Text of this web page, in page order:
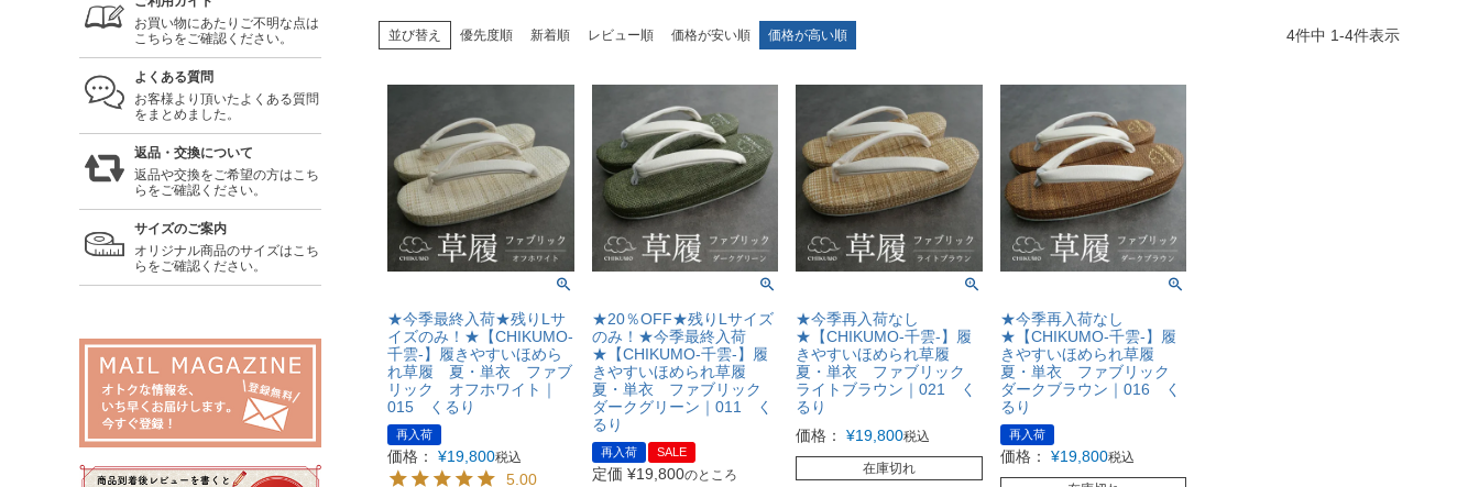
お買い物にあたりご不明な点は
こちらをご確認ください。
よくある質問
お客様より頂いたよくある質問
をまとめました。
返品・交換について
返品や交換をご希望の方はこち
らをご確認ください。
サイズのご案内
オリジナル商品のサイズはこち
らをご確認ください。
並び替え 優先度順 新着順 レビュー順 価格が安い順 価格が高い順 4件中 1-4件表示
★今季最終入荷★残りLサ
イズのみ！★【CHIKUMO-
千雲-】履きやすいほめら
れ草履 夏・単衣 ファブ
リック オフホワイト｜
015 くるり
再入荷
価格： ¥19,800税込
5.00
★20％OFF★残りLサイズ
のみ！★今季最終入荷
★【CHIKUMO-千雲-】履
きやすいほめられ草履
夏・単衣 ファブリック
ダークグリーン｜011 く
るり
再入荷 SALE
定価 ¥19,800のところ
★今季再入荷なし
★【CHIKUMO-千雲-】履
きやすいほめられ草履
夏・単衣 ファブリック
ライトブラウン｜021 く
るり
価格：
¥19,800税込
在庫切れ
★今季再入荷なし
★【CHIKUMO-千雲-】履
きやすいほめられ草履
夏・単衣 ファブリック
ダークブラウン｜016 く
るり
再入荷
価格： ¥19,800税込